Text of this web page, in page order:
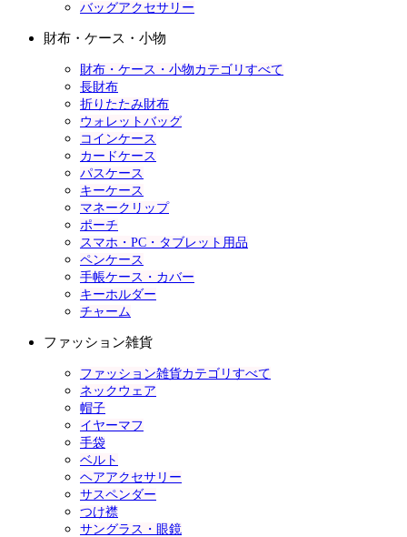
バッグアクセサリー
財布・ケース・小物
財布・ケース・小物カテゴリすべて
長財布
折りたたみ財布
ウォレットバッグ
コインケース
カードケース
パスケース
キーケース
マネークリップ
ポーチ
スマホ・PC・タブレット用品
ペンケース
手帳ケース・カバー
キーホルダー
チャーム
ファッション雑貨
ファッション雑貨カテゴリすべて
ネックウェア
帽子
イヤーマフ
手袋
ベルト
ヘアアクセサリー
サスペンダー
つけ襟
サングラス・眼鏡